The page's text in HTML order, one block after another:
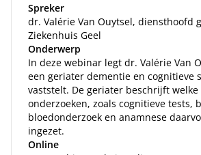
Spreker
dr. Valérie Van Ouytsel, diensthoofd
Ziekenhuis Geel
Onderwerp
In deze webinar legt dr. Valérie Van
een geriater dementie en cognitieve
vaststelt. De geriater beschrijft welke
onderzoeken, zoals cognitieve tests,
bloedonderzoek en anamnese
ingezet.
Online